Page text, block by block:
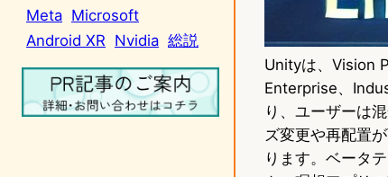
Meta Microsoft
Android XR Nvidia 総説
Unityは、Vision
Enterprise、
り、ユーザーは
ズ変更や再配置
ります。ベータ